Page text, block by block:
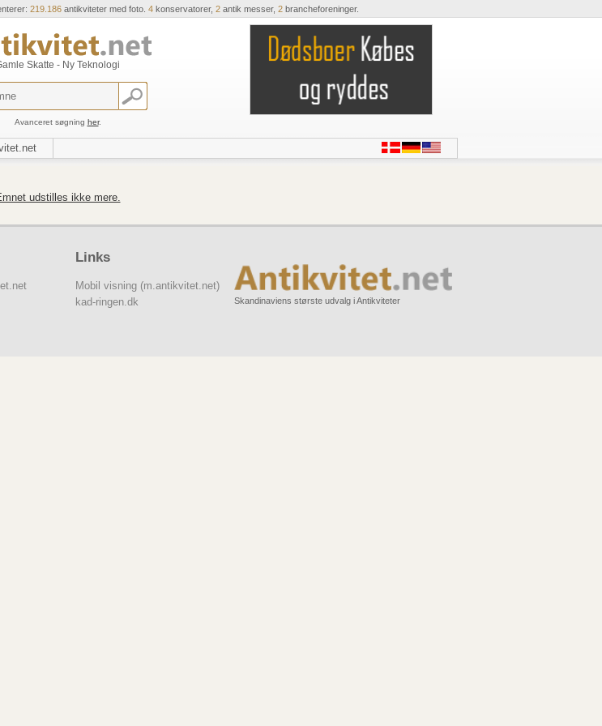
219.186antikviteter med foto. 4konservatorer, 2antik messer, 2brancheforeninger.
Skatte - Ny Teknologi
Avanceret søgning her.
udstilles ikke mere.
Links
Mobil visning (m.antikvitet.net)
kad-ringen.dk
Skandinaviens største udvalg i Antikviteter